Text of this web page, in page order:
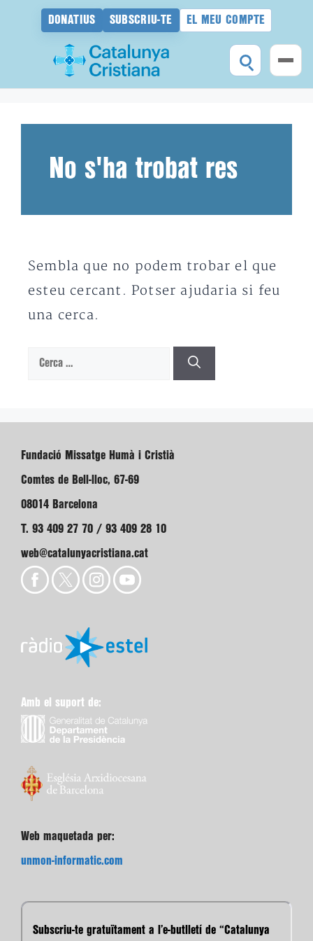
DONATIUS SUBSCRIU-TE EL MEU COMPTE
No s'ha trobat res
Sembla que no podem trobar el que
esteu cercant. Potser ajudaria si feu
una cerca.
Cerca:
Fundació Missatge Humà i Cristià
Comtes de Bell-lloc, 67-69
08014 Barcelona
T. 93 409 27 70 / 93 409 28 10
web@catalunyacristiana.cat
Amb el suport de:
Web maquetada per:
unmon-informatic.com
Subscriu-te gratuïtament a l’e-butlletí de “Catalunya